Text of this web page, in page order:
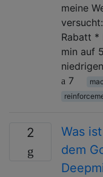
meine
Rabatt *
min auf
7
2
Was
dem